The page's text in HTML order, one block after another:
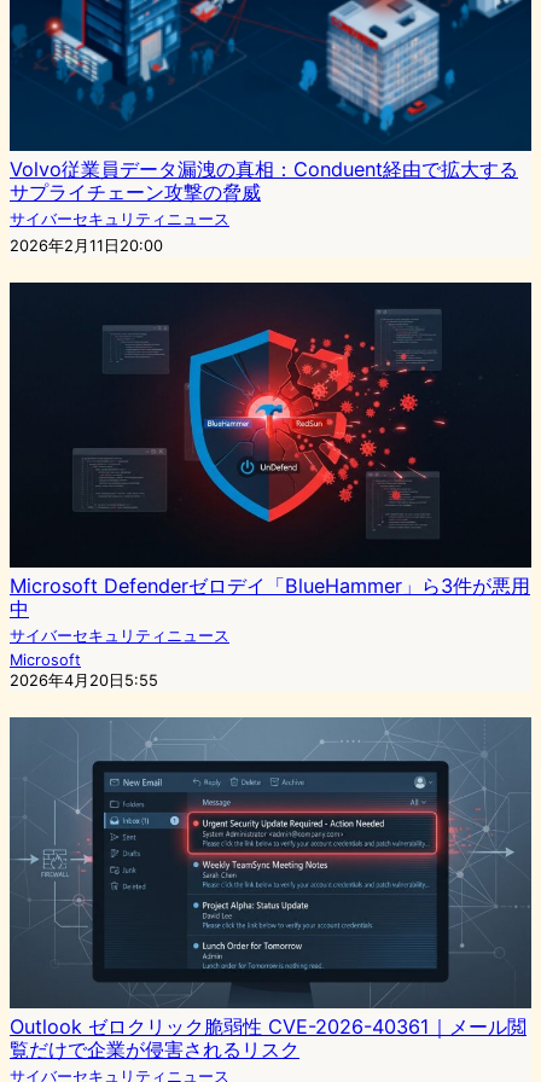
Volvo従業員データ漏洩の真相：Conduent経由で拡大する
サプライチェーン攻撃の脅威
サイバーセキュリティニュース
2026年2月11日20:00
Microsoft Defenderゼロデイ「BlueHammer」ら3件が悪用
中
サイバーセキュリティニュース
Microsoft
2026年4月20日5:55
Outlook ゼロクリック脆弱性 CVE-2026-40361｜メール閲
覧だけで企業が侵害されるリスク
サイバーセキュリティニュース